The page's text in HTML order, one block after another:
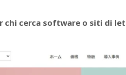
chi cerca software o siti di